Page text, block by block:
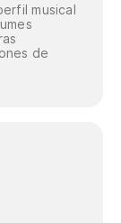
musical
de